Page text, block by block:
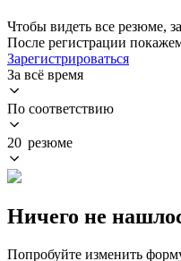
Чтобы видеть все резюме,
После регистрации
Зарегистрироваться
За всё время
По соответствию
20 резюме
Ничего не
Попробуйте изменить